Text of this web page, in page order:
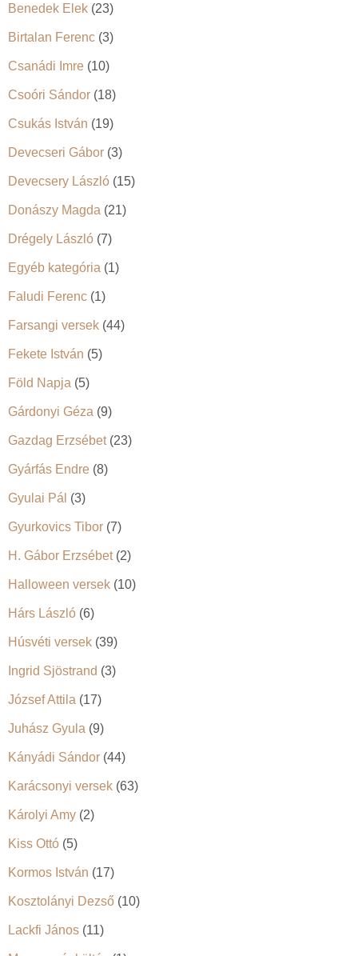
Benedek Elek (23)
Birtalan Ferenc (3)
Csanádi Imre (10)
Csoóri Sándor (18)
Csukás István (19)
Devecseri Gábor (3)
Devecsery László (15)
Donászy Magda (21)
Drégely László (7)
Egyéb kategória (1)
Faludi Ferenc (1)
Farsangi versek (44)
Fekete István (5)
Föld Napja (5)
Gárdonyi Géza (9)
Gazdag Erzsébet(23)
Gyárfás Endre (8)
Gyulai Pál (3)
Gyurkovics Tibor (7)
H. Gábor Erzsébet(2)
Halloween versek (10)
Hárs László (6)
Húsvéti versek (39)
Ingrid Sjöstrand (3)
József Attila (17)
Juhász Gyula (9)
Kányádi Sándor (44)
Karácsonyi versek (63)
Károlyi Amy (2)
Kiss Ottó (5)
Kormos István (17)
Kosztolányi Dezső (10)
Lackfi János (11)